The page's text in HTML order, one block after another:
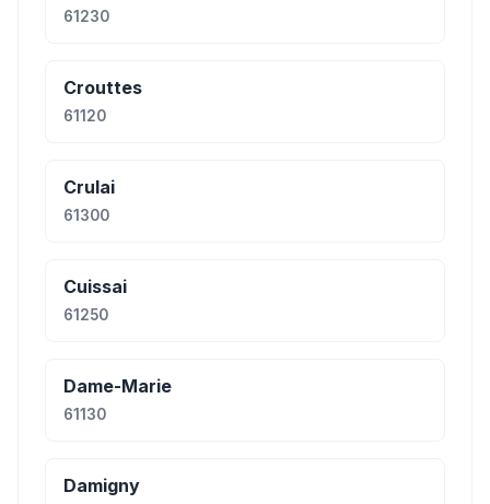
61230
Crouttes
61120
Crulai
61300
Cuissai
61250
Dame-Marie
61130
Damigny